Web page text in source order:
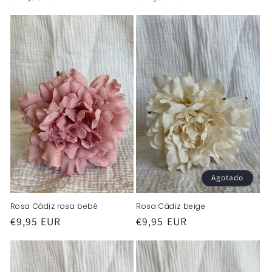
Rosa Cádiz rosa bebé
Precio
€9,95 EUR
Agotado
Rosa Cádiz beige
Precio
€9,95 EUR